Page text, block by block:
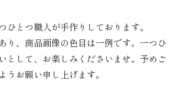
ひとつ職人が手作りしております。
り、商品画像の色目は一例です。一つひ
として、お楽しみくださいませ。予めご
うお願い申し上げます。